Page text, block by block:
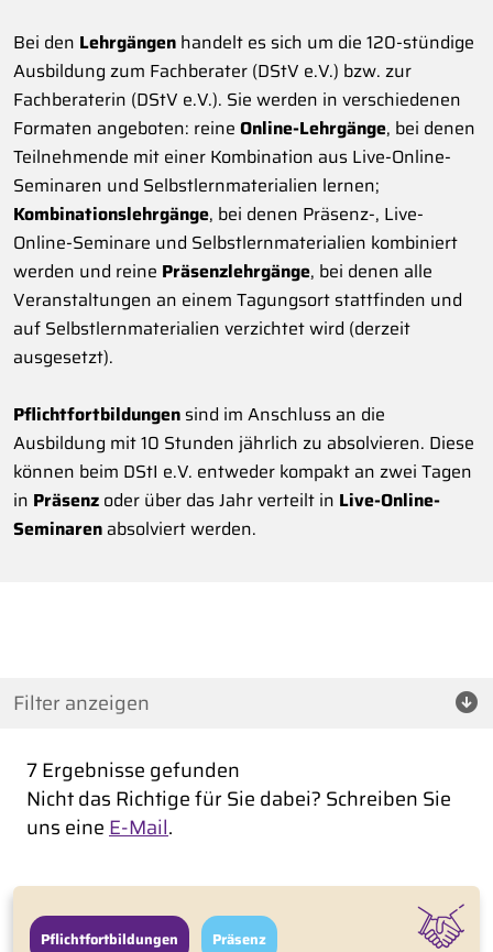
Bei den Lehrgängen handelt es sich um die 120-stündige
Ausbildung zum Fachberater (DStV e.V.) bzw. zur
Fachberaterin (DStV e.V.). Sie werden in verschiedenen
Formaten angeboten: reine Online-Lehrgänge, bei denen
Teilnehmende mit einer Kombination aus Live-Online-
Seminaren und Selbstlernmaterialien lernen;
Kombinationslehrgänge, bei denen Präsenz-, Live-
Online-Seminare und Selbstlernmaterialien kombiniert
werden und reine Präsenzlehrgänge, bei denen alle
Veranstaltungen an einem Tagungsort stattfinden und
auf Selbstlernmaterialien verzichtet wird (derzeit
ausgesetzt).
Pflichtfortbildungen sind im Anschluss an die
Ausbildung mit 10 Stunden jährlich zu absolvieren. Diese
können beim DStI e.V. entweder kompakt an zwei Tagen
in Präsenz oder über das Jahr verteilt in Live-Online-
Seminarenabsolviert werden.
Filter anzeigen
7 Ergebnisse gefunden
Nicht das Richtige für Sie dabei? Schreiben Sie
uns eineE-Mail.
Pflichtfortbildungen Präsenz